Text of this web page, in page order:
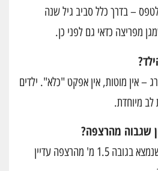
– בדרך כלל סביב גיל שנה
מפריצה כדאי גם לפני כן.
– אין מוטות, אין אפקט "כלא". ילדים
לב מיוחדת.
שגבוה מהרצפה?
כן – ילדים מטפסים. חלון שנמצא בגובה 1.5 מ' מהרצפה עדיין